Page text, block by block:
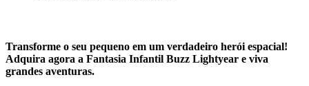
Transforme o seu pequeno em um verdadeiro herói espacial!
Adquira agora a Fantasia Infantil Buzz Lightyear e viva
grandes aventuras.